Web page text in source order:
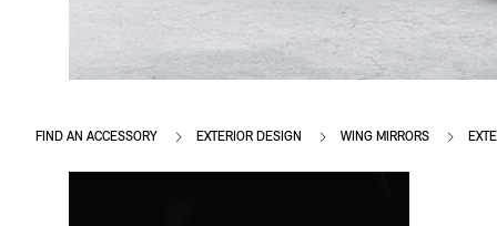
FIND AN ACCESSORY EXTERIOR DESIGN WING MIRRORS